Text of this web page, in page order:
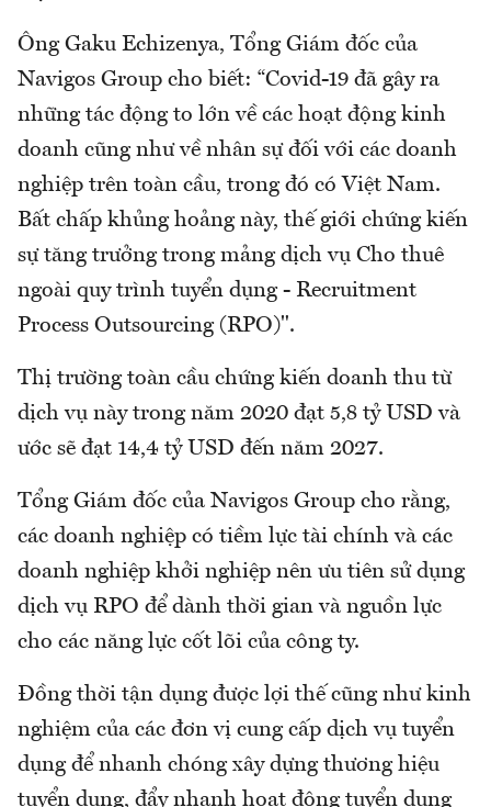
Ông Gaku Echizenya, Tổng Giám đốc của
Navigos Group cho biết: “Covid-19 đã gây ra
những tác động to lớn về các hoạt động kinh
doanh cũng như về nhân sự đối với các doanh
nghiệp trên toàn cầu, trong đó có Việt Nam.
Bất chấp khủng hoảng này, thế giới chứng kiến
sự tăng trưởng trong mảng dịch vụ Cho thuê
ngoài quy trình tuyển dụng - Recruitment
Process Outsourcing (RPO)".
Thị trường toàn cầu chứng kiến doanh thu từ
dịch vụ này trong năm 2020 đạt 5,8 tỷ USD và
ước sẽ đạt 14,4 tỷ USD đến năm 2027.
Tổng Giám đốc của Navigos Group cho rằng,
các doanh nghiệp có tiềm lực tài chính và các
doanh nghiệp khởi nghiệp nên ưu tiên sử dụng
dịch vụ RPO để dành thời gian và nguồn lực
cho các năng lực cốt lõi của công ty.
Đồng thời tận dụng được lợi thế cũng như kinh
nghiệm của các đơn vị cung cấp dịch vụ tuyển
dụng để nhanh chóng xây dựng thương hiệu
tuyển dụng, đẩy nhanh hoạt động tuyển dụng